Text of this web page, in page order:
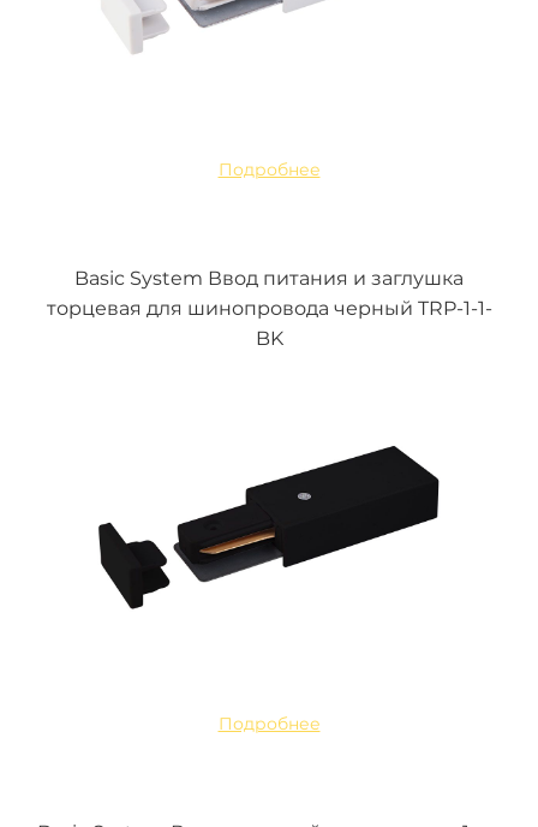
Подробнее
Basic System Ввод питания и заглушка
торцевая для шинопровода черный TRP-1-1-
BK
Подробнее